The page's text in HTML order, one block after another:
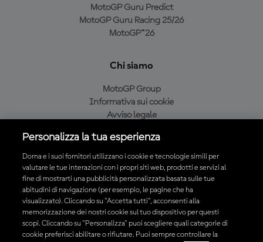
MotoGP Guru Predict
MotoGP Guru Racing 25/26
MotoGP™26
Chi siamo
MotoGP Group
Informativa sui cookie
Avviso legale
Condizioni di acquisto
Scarica l'app ufficiale MotoGP™
Personalizza la tua esperienza
Dorna e i suoi fornitori utilizzano i cookie e tecnologie simili per
valutare le tue interazioni con i propri siti web, prodotti e servizi al
fine di mostrarti una pubblicità personalizzata basata sulle tue
abitudini di navigazione (per esempio, le pagine che ha
visualizzato). Cliccando su "Accetta tutti", acconsenti alla
memorizzazione dei nostri cookie sul tuo dispositivo per questi
scopi. Cliccando su "Personalizza" puoi scegliere quali categorie di
cookie preferisci abilitare o rifiutare. Puoi sempre controllare la